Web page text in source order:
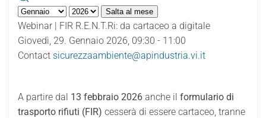
Salta al mese
Webinar | FIR R.E.N.T.Ri: da cartaceo a digitale
Giovedì, 29. Gennaio 2026, 09:30 - 11:00
Contact sicurezzaambiente@apindustria.vi.it
A partire dal 13 febbraio 2026 anche il formulario di
trasporto rifiuti (FIR) cesserà di essere cartaceo, tranne